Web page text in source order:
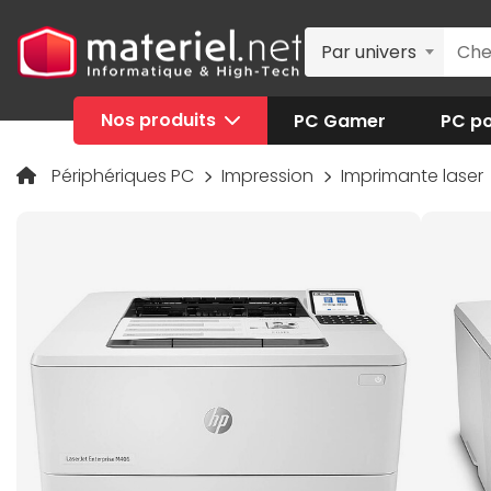
Par univers
Nos produits PC Gamer PC
Périphériques PC Impression Imprimante laser